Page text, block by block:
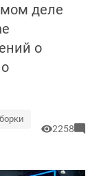
деле
о
2258